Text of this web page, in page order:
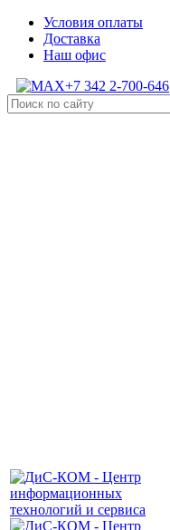
Условия оплаты
Доставка
Наш офис
+7 342 2-700-646